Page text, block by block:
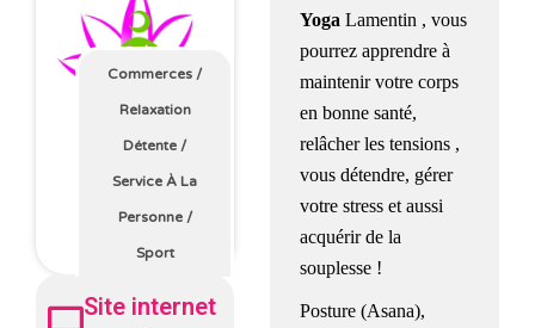
Commerces /
Relaxation
Détente /
Service À La
Personne/
Sport
Site internet
Yoga Lamentin , vous
pourrez apprendre à
maintenir votre corps
en bonne santé,
relâcher les tensions ,
vous détendre, gérer
votre stress et aussi
acquérir de la
souplesse !
Posture (Asana),